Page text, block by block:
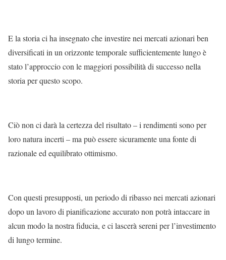
E la storia ci ha insegnato che investire nei mercati azionari ben
diversificati in un orizzonte temporale sufficientemente lungo è
stato l’approccio con le maggiori possibilità di successo nella
storia per questo scopo.
Ciò non ci darà la certezza del risultato – i rendimenti sono per
loro natura incerti – ma può essere sicuramente una fonte di
razionale ed equilibrato ottimismo.
Con questi presupposti, un periodo di ribasso nei mercati azionari
dopo un lavoro di pianificazione accurato non potrà intaccare in
alcun modo la nostra fiducia, e ci lascerà sereni per l’investimento
di lungo termine.